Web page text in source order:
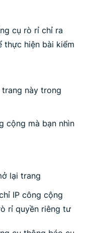
cụ rò rỉ chỉ ra
thực hiện bài kiểm
này trong
cộng mà bạn nhìn
lại trang
IP công cộng
rỉ quyền riêng tư